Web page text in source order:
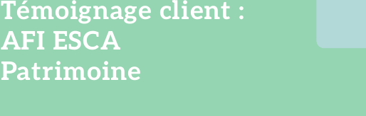
Témoignage client :
AFI ESCA
Patrimoine